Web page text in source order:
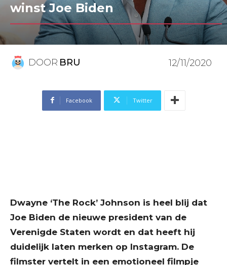
winst Joe Biden
DOOR BRU 12/11/2020
Facebook Twitter
Dwayne ‘The Rock’ Johnson is heel blij dat
Joe Biden de nieuwe president van de
Verenigde Staten wordt en dat heeft hij
duidelijk laten merken op Instagram. De
filmster vertelt in een emotioneel filmpje